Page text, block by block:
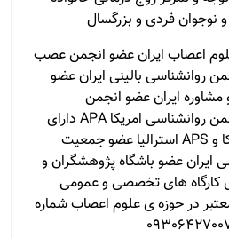
نوجوان فردی و بزرگسال
اعصاب ایران عضو انجمن عصب
روانشناسی بالینی ایران عضو
مشاوره ایران عضو انجمن
روانشناسی ایران عضو انجمن روانشناسی امریکا APA دارای
مدارک معتبر از APA امریکا و APS استرالیا عضو جمعیت
عضو باشگاه پژوهشگران و
کارگاه های تخصصی و عمومی
در حوزه ی علوم اعصاب شماره